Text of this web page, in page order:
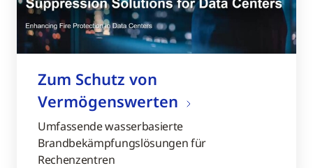
Zum Schutz von
Vermögenswerten
Umfassende wasserbasierte
Brandbekämpfungslösungen für
Rechenzentren